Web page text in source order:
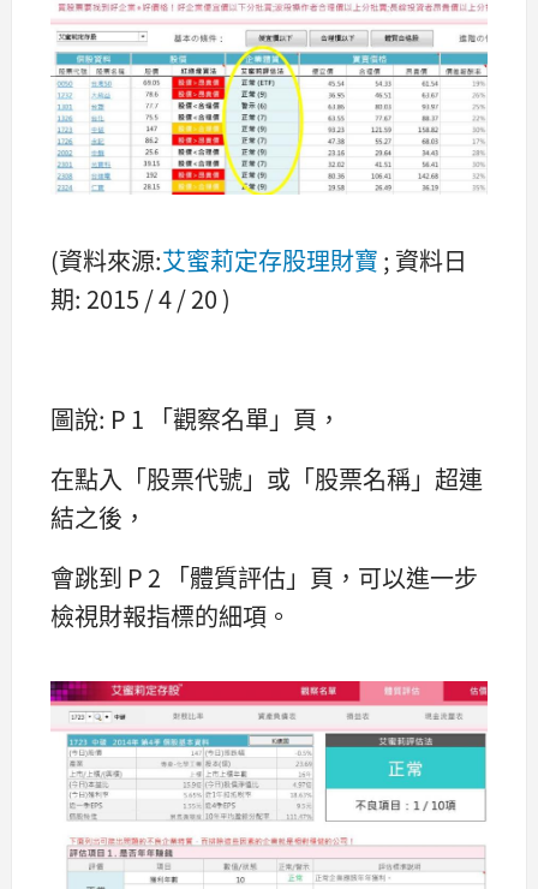
(資料來源:艾蜜莉定存股理財寶 ; 資料日
期: 2015 / 4 / 20 )
圖說: P 1 「觀察名單」頁，
在點入「股票代號」或「股票名稱」超連
結之後，
會跳到 P 2 「體質評估」頁，可以進一步
檢視財報指標的細項。